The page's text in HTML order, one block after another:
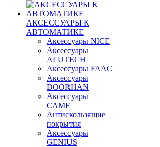
АКСЕССУАРЫ К
АВТОМАТИКЕ
Аксессуары NICE
Аксессуары
ALUTECH
Аксессуары FAAC
Аксессуары
DOORHAN
Аксессуары
CAME
Антискользящие
покрытия
Аксессуары
GENIUS